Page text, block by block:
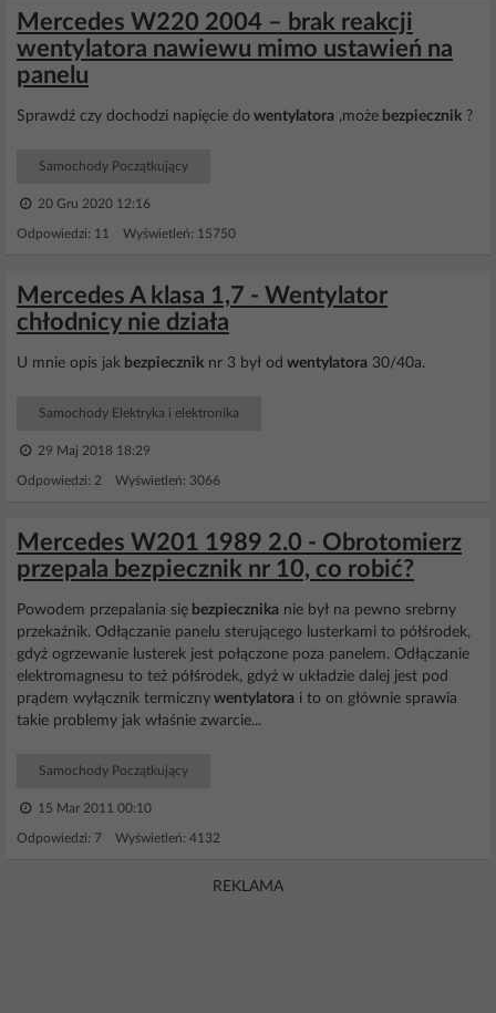
Mercedes W220 2004 – brak reakcji
wentylatora nawiewu mimo ustawień na
panelu
Sprawdź czy dochodzi napięcie do wentylatora ,może bezpiecznik ?
Samochody Początkujący
20 Gru 2020 12:16
Odpowiedzi: 11 Wyświetleń: 15750
Mercedes A klasa 1,7 - Wentylator
chłodnicy nie działa
U mnie opis jak bezpiecznik nr 3 był od wentylatora 30/40a.
Samochody Elektryka i elektronika
29 Maj 2018 18:29
Odpowiedzi: 2 Wyświetleń: 3066
Mercedes W201 1989 2.0 - Obrotomierz
przepala bezpiecznik nr 10, co robić?
Powodem przepalania się bezpiecznika nie był na pewno srebrny
przekaźnik. Odłączanie panelu sterującego lusterkami to półśrodek,
gdyż ogrzewanie lusterek jest połączone poza panelem. Odłączanie
elektromagnesu to też półśrodek, gdyż w układzie dalej jest pod
prądem wyłącznik termiczny wentylatora i to on głównie sprawia
takie problemy jak właśnie zwarcie...
Samochody Początkujący
15 Mar 2011 00:10
Odpowiedzi: 7 Wyświetleń: 4132
REKLAMA